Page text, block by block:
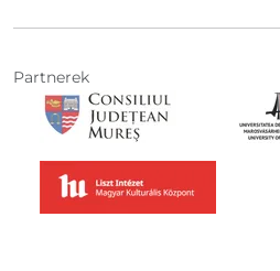
Partnerek